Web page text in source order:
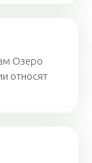
Озеро
относят